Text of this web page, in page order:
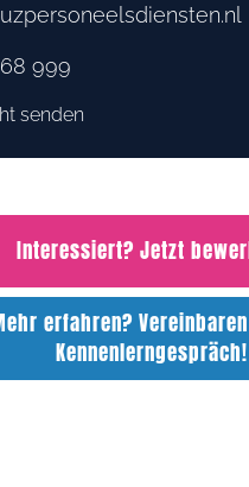
999
senden
Interessiert? Jetzt
erfahren?
Kennenlerngespräch!